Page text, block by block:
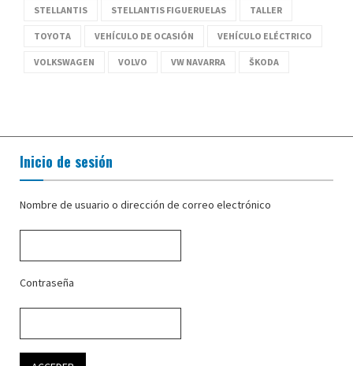
STELLANTIS STELLANTIS FIGUERUELAS TALLER
TOYOTA VEHÍCULO DE OCASIÓN VEHÍCULO ELÉCTRICO
VOLKSWAGEN VOLVO VW NAVARRA ŠKODA
Inicio de sesión
Nombre de usuario o dirección de correo electrónico
Contraseña